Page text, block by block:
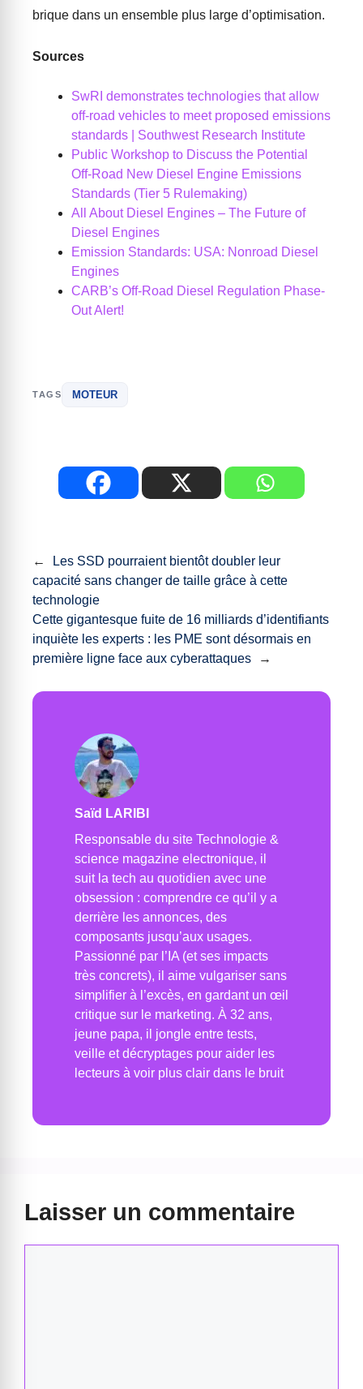
brique dans un ensemble plus large d’optimisation.
Sources
SwRI demonstrates technologies that allow
off-road vehicles to meet proposed emissions
standards | Southwest Research Institute
Public Workshop to Discuss the Potential
Off-Road New Diesel Engine Emissions
Standards (Tier 5 Rulemaking)
All About Diesel Engines – The Future of
Diesel Engines
Emission Standards: USA: Nonroad Diesel
Engines
CARB’s Off-Road Diesel Regulation Phase-
Out Alert!
TAGS MOTEUR
←
Les SSD pourraient bientôt doubler leur
capacité sans changer de taille grâce à cette
technologie
Cette gigantesque fuite de 16 milliards d’identifiants
inquiète les experts : les PME sont désormais en
première ligne face aux cyberattaques
→
Saïd LARIBI
Responsable du site Technologie &
science magazine electronique, il
suit la tech au quotidien avec une
obsession : comprendre ce qu’il y a
derrière les annonces, des
composants jusqu’aux usages.
Passionné par l’IA (et ses impacts
très concrets), il aime vulgariser sans
simplifier à l’excès, en gardant un œil
critique sur le marketing. À 32 ans,
jeune papa, il jongle entre tests,
veille et décryptages pour aider les
lecteurs à voir plus clair dans le bruit
Laisser un commentaire